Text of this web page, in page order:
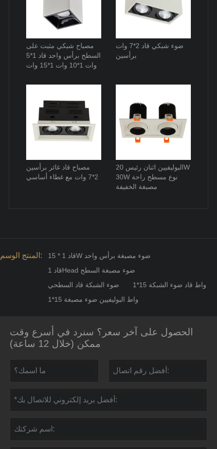
مصباح شبكي مثبت على
السطح برأس واحد قاد 1*5
وات 1*10 وات 1*15 وات
ضوء شبكي قاد 2*7 وات
برأسين
مصباح قاد غائر برأسين
2*7 وات مع غطاء أساسي
البوليفيين اثنان رئيس 20W
30W نوع مسطح راحة
مصبغة الخفيفة
المنتج الوسم:
قاد 1 * 15W ضوء مصبغة برأس واحد
قاد 1Head ضوء مصبغة السطح
ضوء الشبكة قاد السطحي
1*15 واط قاد ضوء الشبكة
1*15 واط البوليفيين ضوء مصبغة
الحصول على آخر سعر؟ سنرد في أسرع وقت
ممكن (خلال 12 ساعة)